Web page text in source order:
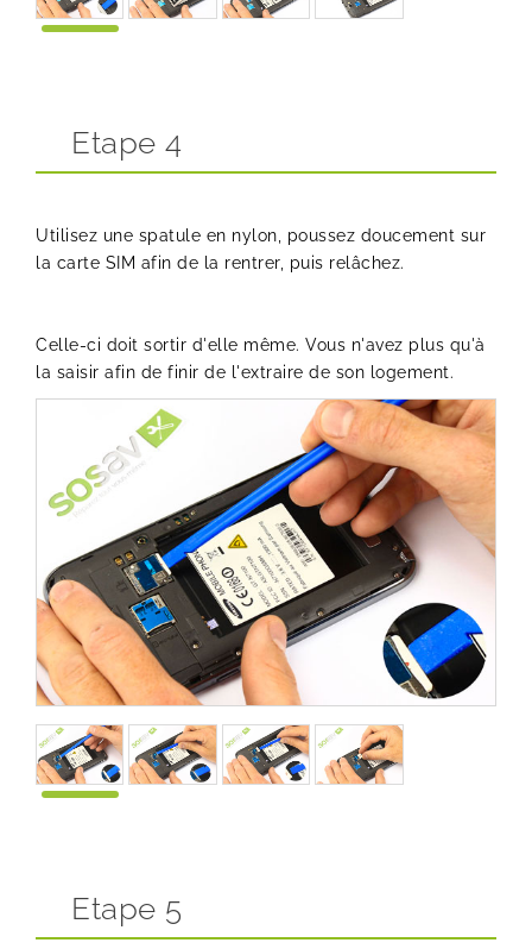
Etape 4
Utilisez une spatule en nylon, poussez doucement sur
la carte SIM afin de la rentrer, puis relâchez.
Celle-ci doit sortir d'elle même. Vous n'avez plus qu'à
la saisir afin de finir de l'extraire de son logement.
Etape 5